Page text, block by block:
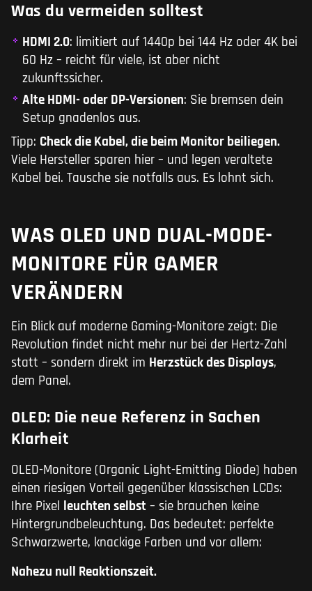
Was du vermeiden solltest
HDMI 2.0: limitiert auf 1440p bei 144 Hz oder 4K bei
60 Hz – reicht für viele, ist aber nicht
zukunftssicher.
Alte HDMI- oder DP-Versionen: Sie bremsen dein
Setup gnadenlos aus.
Tipp: Check die Kabel, die beim Monitor beiliegen.
Viele Hersteller sparen hier – und legen veraltete
Kabel bei. Tausche sie notfalls aus. Es lohnt sich.
WAS OLED UND DUAL-MODE-
MONITORE FÜR GAMER
VERÄNDERN
Ein Blick auf moderne Gaming-Monitore zeigt: Die
Revolution findet nicht mehr nur bei der Hertz-Zahl
statt – sondern direkt im Herzstück des Displays,
dem Panel.
OLED: Die neue Referenz in Sachen
Klarheit
OLED-Monitore (Organic Light-Emitting Diode) haben
einen riesigen Vorteil gegenüber klassischen LCDs:
Ihre Pixel leuchten selbst – sie brauchen keine
Hintergrundbeleuchtung. Das bedeutet: perfekte
Schwarzwerte, knackige Farben und vor allem:
Nahezu null Reaktionszeit.